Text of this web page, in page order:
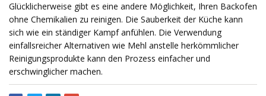
Glücklicherweise gibt es eine andere Möglichkeit, Ihren Backofen
ohne Chemikalien zu reinigen. Die Sauberkeit der Küche kann
sich wie ein ständiger Kampf anfühlen. Die Verwendung
einfallsreicher Alternativen wie Mehl anstelle herkömmlicher
Reinigungsprodukte kann den Prozess einfacher und
erschwinglicher machen.